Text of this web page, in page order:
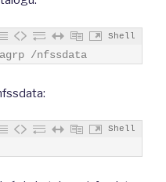
Shell
/nfssdata
Shell